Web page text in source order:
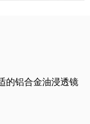
的铝合金油浸透镜